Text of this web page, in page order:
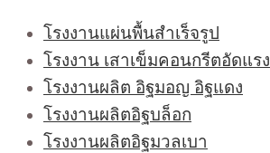
โรงงานแผ่นพื้นสำเร็จรูป
โรงงาน เสาเข็มคอนกรีตอัดแรง
โรงงานผลิต อิฐมอญ อิฐแดง
โรงงานผลิตอิฐบล็อก
โรงงานผลิตอิฐมวลเบา